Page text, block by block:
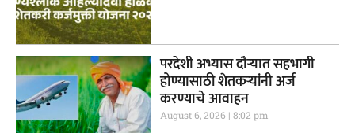
परदेशी अभ्यास दौऱ्यात सहभागी
होण्यासाठी शेतकऱ्यांनी अर्ज
करण्याचे आवाहन
August 6, 2026 8:02 pm